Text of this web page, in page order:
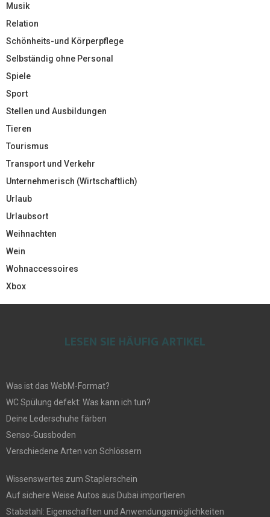
Musik
Relation
Schönheits-und Körperpflege
Selbständig ohne Personal
Spiele
Sport
Stellen und Ausbildungen
Tieren
Tourismus
Transport und Verkehr
Unternehmerisch (Wirtschaftlich)
Urlaub
Urlaubsort
Weihnachten
Wein
Wohnaccessoires
Xbox
LESEN SIE HÄUFIG ARTIKEL
Was ist das WebM-Format?
WC Spülung defekt: Was kann ich tun?
Deine Lederschuhe färben
Senso-Gussboden
Verschiedene Arten von Schlössern
Wissenswertes zum Staplerschein
Auf sichere Weise Autos aus Dubai importieren
Stabstahl: Eigenschaften und Anwendungsmöglichkeiten